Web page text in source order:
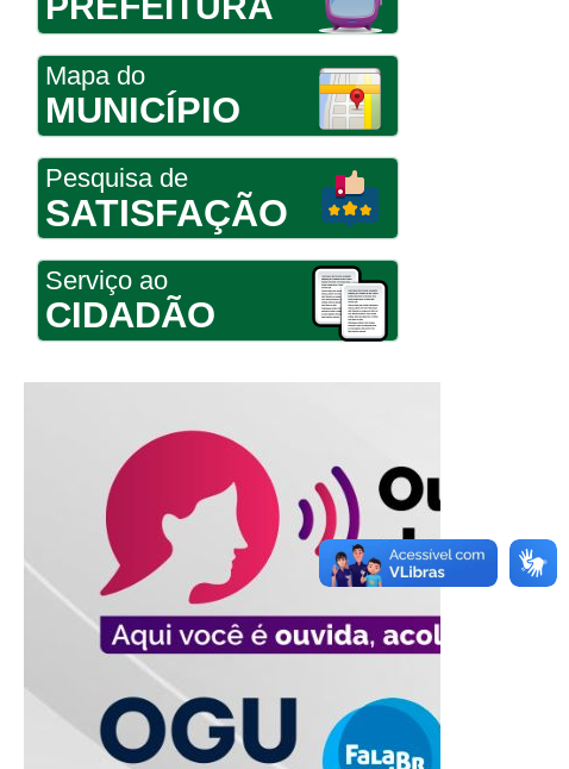
Mapa do
MUNICÍPIO
Pesquisa de
SATISFAÇÃO
Serviço ao
CIDADÃO